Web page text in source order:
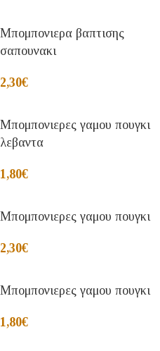
Μπομπονιερα βαπτισης
σαπουνακι
2,30€
Μπομπονιερες γαμου πουγκι
λεβαντα
1,80€
Μπομπονιερες γαμου πουγκι
2,30€
Μπομπονιερες γαμου πουγκι
1,80€